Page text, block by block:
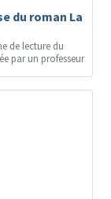
du roman La
de lecture du
par un professeur